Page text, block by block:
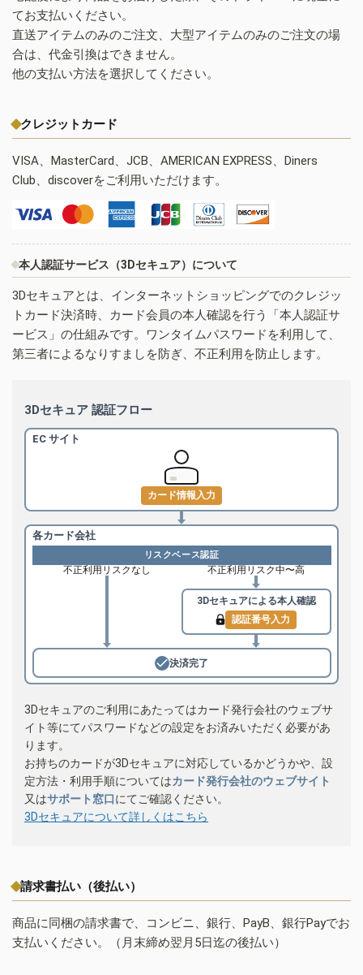
てお支払いください。
直送アイテムのみのご注文、大型アイテムのみのご注文の場
合は、代金引換はできません。
他の支払い方法を選択してください。
クレジットカード
VISA、MasterCard、JCB、AMERICAN EXPRESS、Diners
Club、discoverをご利用いただけます。
本人認証サービス（3Dセキュア）について
3Dセキュアとは、インターネットショッピングでのクレジッ
トカード決済時、カード会員の本人確認を行う「本人認証サ
ービス」の仕組みです。ワンタイムパスワードを利用して、
第三者によるなりすましを防ぎ、不正利用を防止します。
3Dセキュア 認証フロー
EC サイト
カード情報入力
各カード会社
リスクベース認証
不正利用リスクなし 不正利用リスク中〜高
3Dセキュアによる本人確認
認証番号入力
決済完了
3Dセキュアのご利用にあたってはカード発行会社のウェブサ
イト等にてパスワードなどの設定をお済みいただく必要があ
ります。
お持ちのカードが3Dセキュアに対応しているかどうかや、設
定方法・利用手順についてはカード発行会社のウェブサイト
又はサポート窓口にてご確認ください。
3Dセキュアについて詳しくはこちら
請求書払い（後払い）
商品に同梱の請求書で、コンビニ、銀行、PayB、銀行Payでお
支払いください。（月末締め翌月5日迄の後払い）